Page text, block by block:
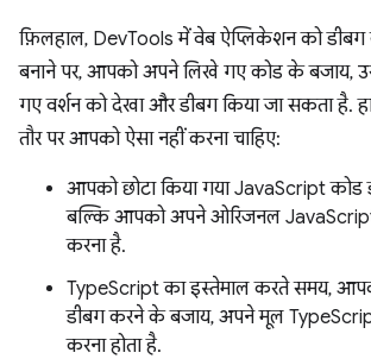
फ़िलहाल, DevTools में वेब ऐप्लिकेशन को डीबग
बनाने पर, आपको अपने लिखे गए कोड के बजाय,
गए वर्शन को देखा और डीबग किया जा सकता
तौर पर आपको ऐसा नहीं करना चाहिए:
आपको छोटा किया गया JavaScript कोड
बल्कि आपको अपने ओरिजनल
करना है.
TypeScript का इस्तेमाल करते समय,
डीबग करने के बजाय, अपने मूल
करना होता है.